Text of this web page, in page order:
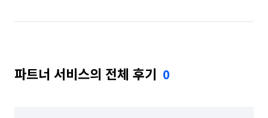
파트너 서비스의 전체 후기 0